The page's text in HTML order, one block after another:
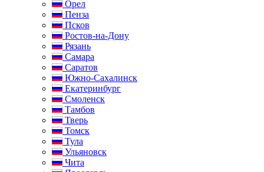
Орел
Пенза
Псков
Ростов-на-Дону
Рязань
Самара
Саратов
Южно-Сахалинск
Екатеринбург
Смоленск
Тамбов
Тверь
Томск
Тула
Ульяновск
Чита